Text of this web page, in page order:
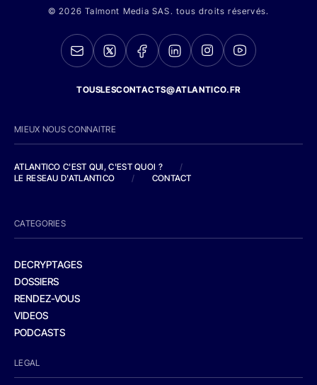
© 2026 Talmont Media SAS. tous droits réservés.
TOUSLESCONTACTS@ATLANTICO.FR
MIEUX NOUS CONNAITRE
ATLANTICO C'EST QUI, C'EST QUOI ?
/
LE RESEAU D'ATLANTICO
/ CONTACT
CATEGORIES
DECRYPTAGES
DOSSIERS
RENDEZ-VOUS
VIDEOS
PODCASTS
LEGAL